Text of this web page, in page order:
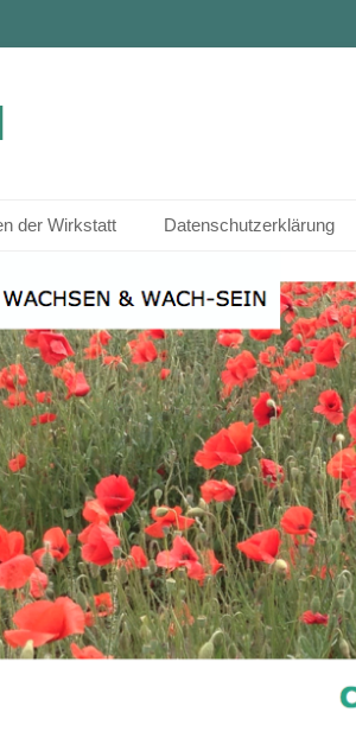
der Wirkstatt Datenschutzerklärung